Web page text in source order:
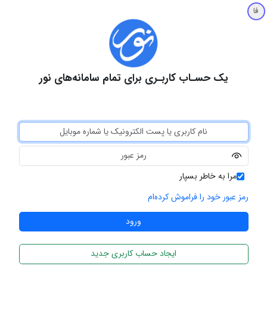
فا
یک حسـاب کاربـری برای تمام سامانه‌های نور
مرا به خاطر بسپار
رمز عبور خود را فراموش کرده‌ام
ایجاد حساب کاربری جدید